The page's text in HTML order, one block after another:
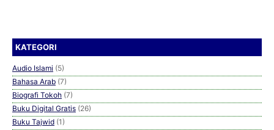
KATEGORI
Audio Islami (5)
Bahasa Arab (7)
Biografi Tokoh (7)
Buku Digital Gratis (26)
Buku Tajwid (1)